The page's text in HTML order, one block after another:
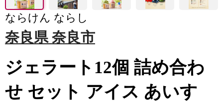
ならけん ならし
奈良県 奈良市
ジェラート12個 詰め合わ
せ セット アイス あいす